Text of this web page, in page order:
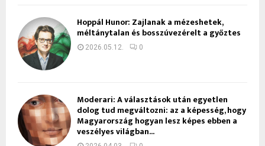
Hoppál Hunor: Zajlanak a mézeshetek,
méltánytalan és bosszúvezérelt a győztes
2026.05.12. 0
Moderari: A választások után egyetlen
dolog tud megváltozni: az a képesség, hogy
Magyarország hogyan lesz képes ebben a
veszélyes világban...